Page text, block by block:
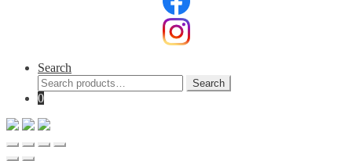
Search
Search
for:
Search
0